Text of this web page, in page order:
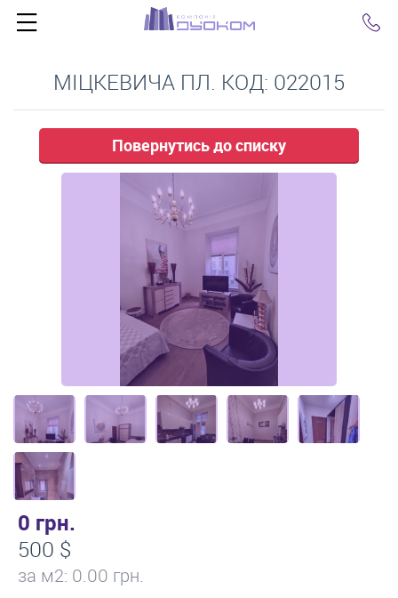
МІЦКЕВИЧА ПЛ. КОД: 022015
Повернутись до списку
0 грн.
500 $
за м2: 0.00 грн.